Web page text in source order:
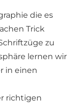
die es
Trick
zu
lernen wir
in einen
richtigen